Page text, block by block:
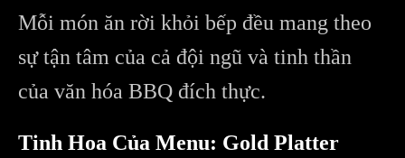
Mỗi món ăn rời khỏi bếp đều mang theo
sự tận tâm của cả đội ngũ và tinh thần
của văn hóa BBQ đích thực.
Tinh Hoa Của Menu: Gold Platter